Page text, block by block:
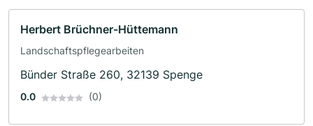
Herbert Brüchner-Hüttemann
Landschaftspflegearbeiten
Bünder Straße 260, 32139 Spenge
0.0 (0)